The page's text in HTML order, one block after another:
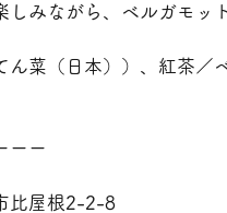
しみながら、ベルガモッ
ん菜（日本））、紅茶／
ーー
比屋根2-2-8